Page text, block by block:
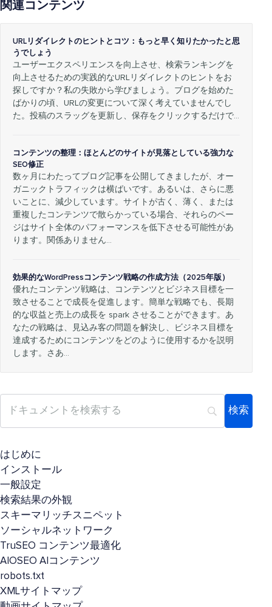
関連コンテンツ
URLリダイレクトのヒントとコツ：もっと早く知りたかったと思
うでしょう
ユーザーエクスペリエンスを向上させ、検索ランキングを
向上させるための実践的なURLリダイレクトのヒントをお
探しですか？私の失敗から学びましょう。ブログを始めた
ばかりの頃、URLの変更について深く考えていませんでし
た。投稿のスラッグを更新し、保存をクリックするだけで…
コンテンツの整理：ほとんどのサイトが見落としている強力な
SEO修正
数ヶ月にわたってブログ記事を公開してきましたが、オー
ガニックトラフィックは横ばいです。あるいは、さらに悪
いことに、減少しています。サイトが古く、薄く、または
重複したコンテンツで散らかっている場合、それらのペー
ジはサイト全体のパフォーマンスを低下させる可能性があ
ります。関係ありません…
効果的なWordPressコンテンツ戦略の作成方法（2025年版）
優れたコンテンツ戦略は、コンテンツとビジネス目標を一
致させることで成長を促進します。簡単な戦略でも、長期
的な収益と売上の成長を spark させることができます。あ
なたの戦略は、見込み客の問題を解決し、ビジネス目標を
達成するためにコンテンツをどのように使用するかを説明
します。さあ…
はじめに
インストール
一般設定
検索結果の外観
スキーマリッチスニペット
ソーシャルネットワーク
TruSEO コンテンツ最適化
AIOSEO AIコンテンツ
robots.txt
XMLサイトマップ